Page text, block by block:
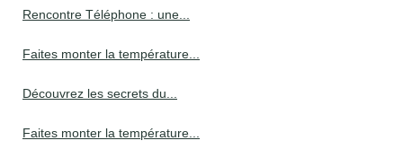
Rencontre Téléphone : une...
Faites monter la température...
Découvrez les secrets du...
Faites monter la température...